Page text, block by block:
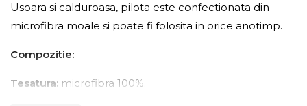
Usoara si calduroasa, pilota este confectionata din
microfibra moale si poate fi folosita in orice anotimp.
Compozitie:
Tesatura: microfibra 100%.